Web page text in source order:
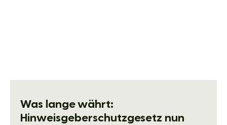
Was lange währt:
Hinweisgeberschutzgesetz nun